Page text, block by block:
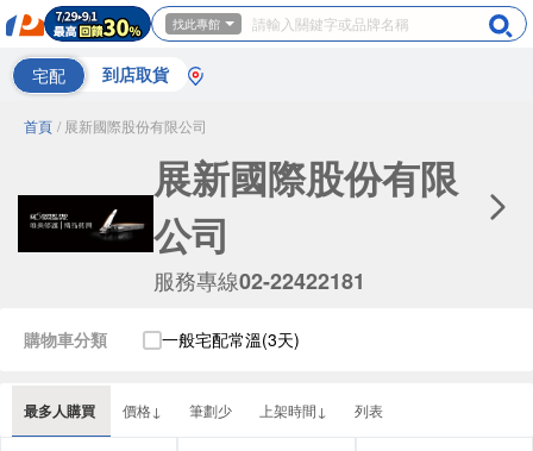
找此專館
宅配 到店取貨
首頁 / 展新國際股份有限公司
展新國際股份有限
公司
服務專線02-22422181
最多人購買 價格↓ 筆劃少 上架時間↓ 列表
購物車分類 一般宅配常溫(3天)